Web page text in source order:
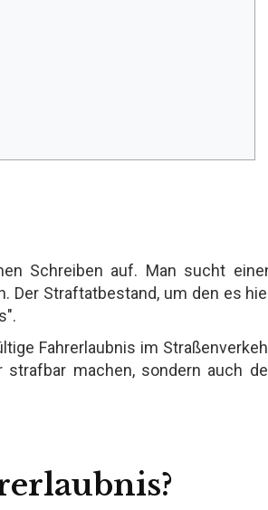
Schreiben auf. Man sucht
Der Straftatbestand, um den es
Fahrerlaubnis im
machen, sondern auch